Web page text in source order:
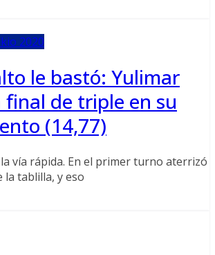
2020
le bastó: Yulimar
final de triple en su
(14,77)
vía rápida. En el primer turno aterrizó
la tablilla, y eso